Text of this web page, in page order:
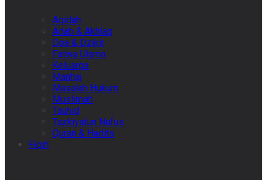
Aqidah
Adab & Akhlaq
Doa & Dzikir
Fatwa Ulama
Keluarga
Manhaj
Masalah Hukum
Muslimah
Tauhid
Tazkiyatun Nufus
Quran & Hadits
Fiqih